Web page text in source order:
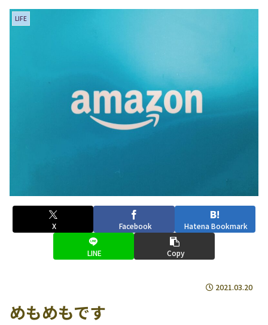
LIFE
X Facebook Hatena Bookmark
LINE Copy
2021.03.20
めもめもです